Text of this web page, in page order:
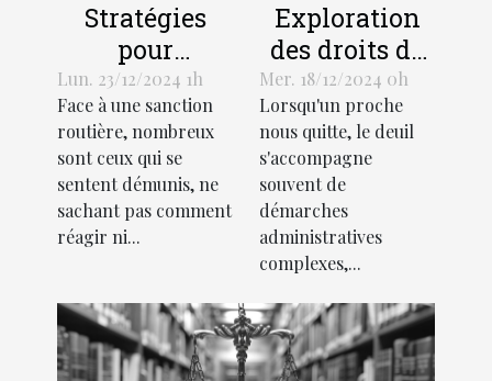
Stratégies
pour
contester
efficacement
une amende
routière
Lun. 23/12/2024 1h
Face à une sanction
routière, nombreux
sont ceux qui se
sentent démunis, ne
sachant pas comment
réagir ni...
Exploration
des droits de
succession et
héritage selon
la loi
française
Mer. 18/12/2024 0h
Lorsqu'un proche
nous quitte, le deuil
s'accompagne
souvent de
démarches
administratives
complexes,...